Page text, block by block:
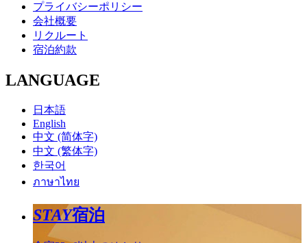
プライバシーポリシー
会社概要
リクルート
宿泊約款
LANGUAGE
日本語
English
中文 (简体字)
中文 (繁体字)
한국어
ภาษาไทย
STAY宿泊